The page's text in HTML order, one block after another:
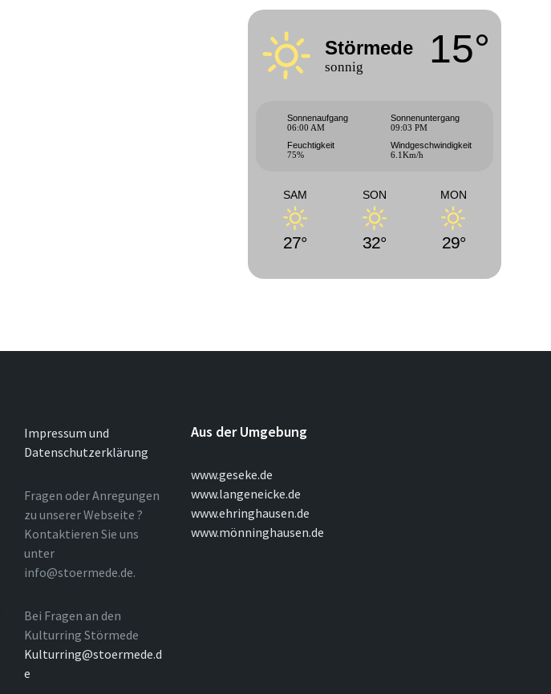
Störmede
sonnig 15°
Sonnenaufgang
06:00 AM
Sonnenuntergang
09:03 PM
Feuchtigkeit
75%
Windgeschwindigkeit
6.1Km/h
SAM
27°
SON
32°
MON
29°
Impressum und
Datenschutzerklärung
Fragen oder Anregungen
zu unserer Webseite ?
Kontaktieren Sie uns
unter
info@stoermede.de.
Bei Fragen an den
Kulturring Störmede
Kulturring@stoermede.d
e
Aus der Umgebung
www.geseke.de
www.langeneicke.de
www.ehringhausen.de
www.mönninghausen.de